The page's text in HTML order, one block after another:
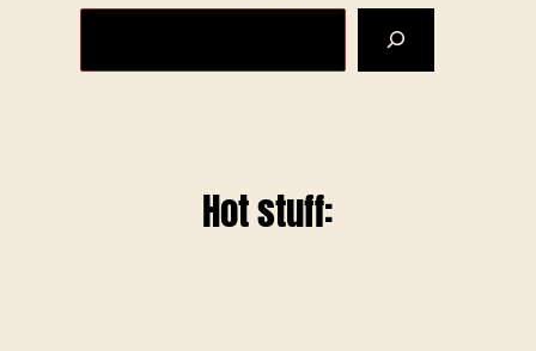
Hot stuff: